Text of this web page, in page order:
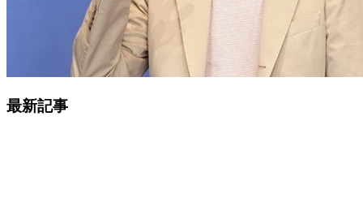
最新記事